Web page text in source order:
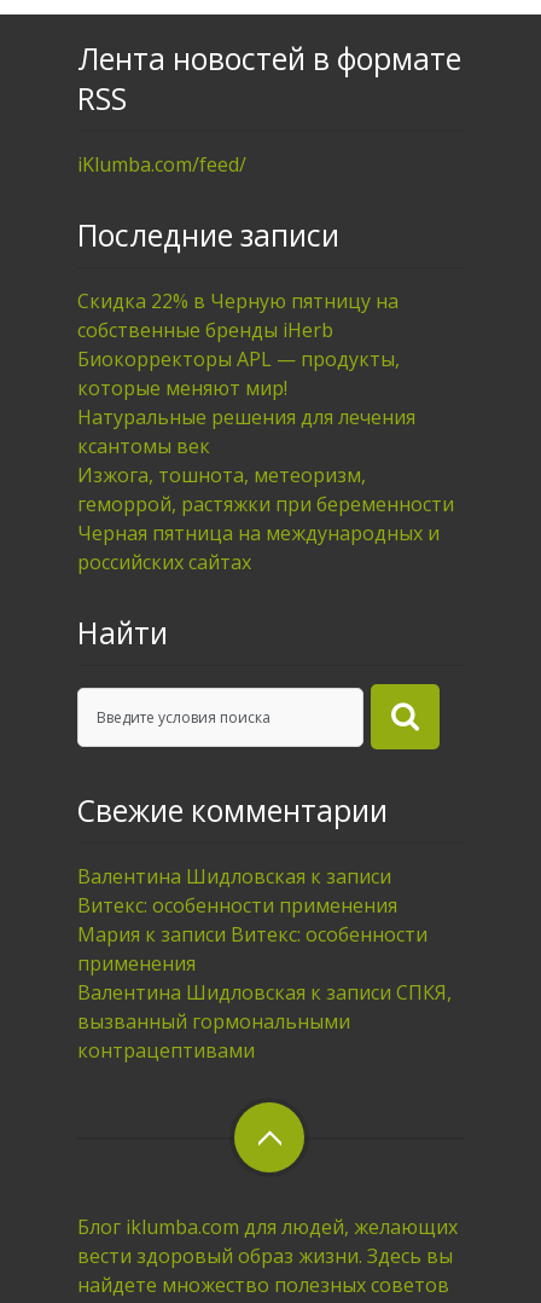
Лента новостей в формате
RSS
iKlumba.com/feed/
Последние записи
Скидка 22% в Черную пятницу на
собственные бренды iHerb
Биокорректоры APL — продукты,
которые меняют мир!
Натуральные решения для лечения
ксантомы век
Изжога, тошнота, метеоризм,
геморрой, растяжки при беременности
Черная пятница на международных и
российских сайтах
Найти
Свежие комментарии
Валентина Шидловская к записи
Витекс: особенности применения
Мария к записи Витекс: особенности
применения
Валентина Шидловская к записи СПКЯ,
вызванный гормональными
контрацептивами
Блог iklumba.com для людей, желающих
вести здоровый образ жизни. Здесь вы
найдете множество полезных советов